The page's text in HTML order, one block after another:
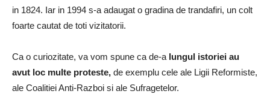
in 1824. Iar in 1994 s-a adaugat o gradina de trandafiri, un colt
foarte cautat de toti vizitatorii.
Ca o curiozitate, va vom spune ca de-a lungul istoriei au
avut loc multe proteste, de exemplu cele ale Ligii Reformiste,
ale Coalitiei Anti-Razboi si ale Sufragetelor.